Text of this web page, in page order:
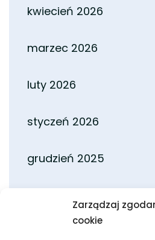
Zarządzaj
cookie
kwiecień 2026
marzec 2026
luty 2026
styczeń 2026
grudzień 2025